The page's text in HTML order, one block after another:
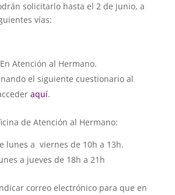
solicitarlo hasta el 2 de junio, a
vías:
En Atención al Hermano.
el siguiente cuestionario al
aquí.
de Atención al Hermano:
lunes a viernes de 10h a 13h.
a jueves de 18h a 21h
correo electrónico para que en